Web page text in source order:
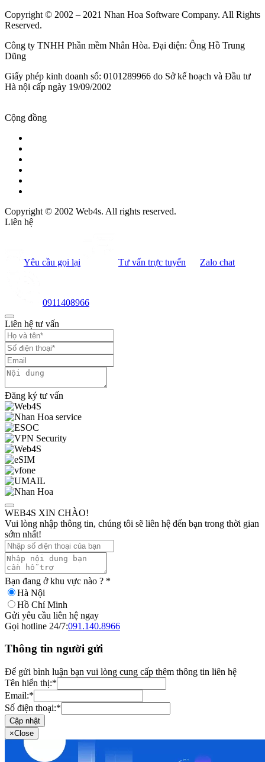
Copyright © 2002 – 2021 Nhan Hoa Software Company. All Rights
Reserved.
Công ty TNHH Phần mềm Nhân Hòa. Đại diện: Ông Hồ Trung
Dũng
Giấy phép kinh doanh số: 0101289966 do Sở kế hoạch và Đầu tư
Hà nội cấp ngày 19/09/2002
Cộng đồng
Copyright © 2002 Web4s. All rights reserved.
Liên hệ
Yêu cầu gọi lại Tư vấn trực tuyến Zalo chat
0911408966
Liên hệ tư vấn
Đăng ký tư vấn
WEB4S XIN CHÀO!
Vui lòng nhập thông tin, chúng tôi sẽ liên hệ đến bạn trong thời gian
sớm nhất!
Bạn đang ở khu vực nào ? *
Hà Nội
Hồ Chí Minh
Gửi yêu cầu liên hệ ngay
Gọi hotline 24/7:091.140.8966
Thông tin người gửi
Để gửi bình luận bạn vui lòng cung cấp thêm thông tin liên hệ
Tên hiển thị:*
Email:*
Số điện thoại:*
Cập nhật
×Close